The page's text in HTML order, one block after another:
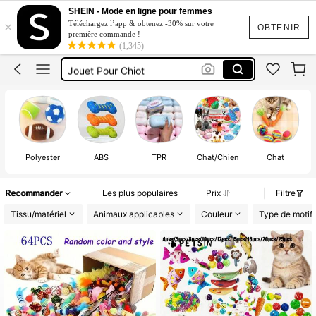
OBTENIR
×
SHEIN - Mode en ligne pour femmes
Téléchargez l’app & obtenez -30% sur votre
première commande !
(1,345)
Jouet Chat
Jouet Pour Chat
Chien
Jouet Pour Chiot
Jouet Chat
Polyester ABS TPR Chat/Chien Chat
Recommander Les plus populaires Prix
Filtre
Tissu/matériel
Animaux applicables Couleur Type de motif